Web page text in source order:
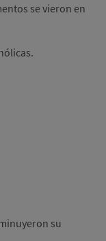
se vieron en
su